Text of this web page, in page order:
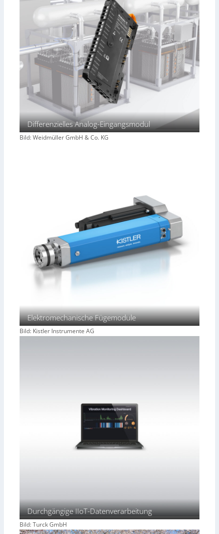
Differenzielles Analog-Eingangsmodul
Bild: Weidmüller GmbH & Co. KG
Elektromechanische Fügemodule
Bild: Kistler Instrumente AG
Durchgängige IIoT-Datenverarbeitung
Bild: Turck GmbH